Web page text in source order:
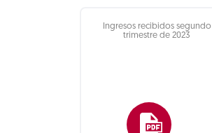
Ingresos recibidos segundo
trimestre de 2023